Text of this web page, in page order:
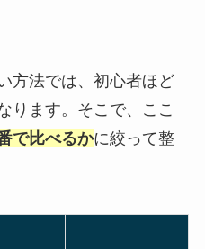
方法では、初心者ほど
ります。そこで、ここ
で比べるかに絞って整